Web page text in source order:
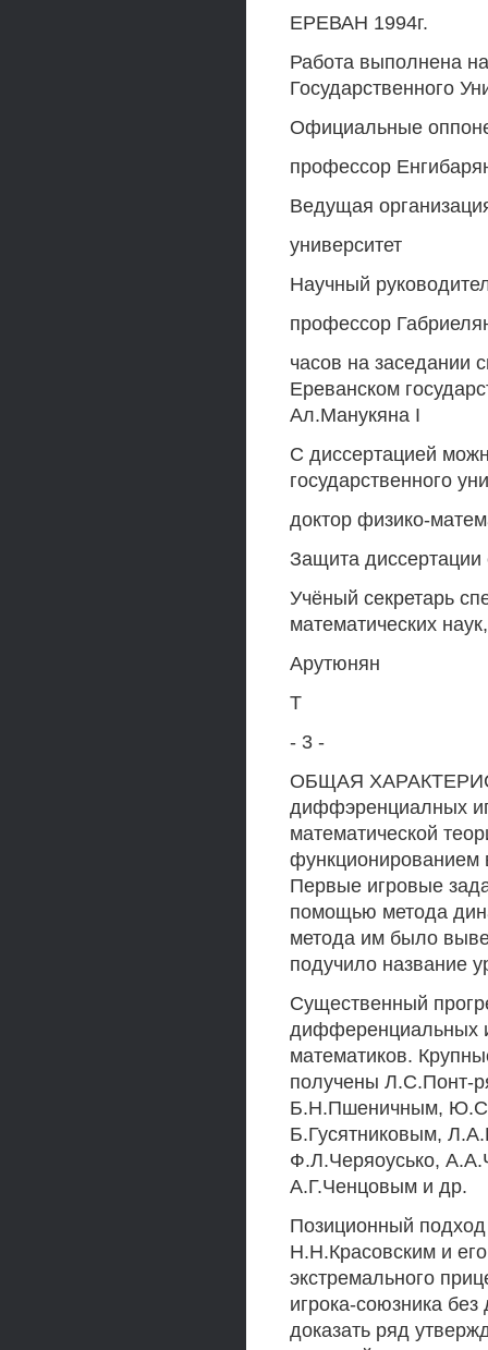
ЕРЕВАН 1994г.
Работа выполнена
Государственного
Официальные
профессор
Ведущая
университет
Научный
профессор
часов на заседании
Ереванском
Ал.Манукяна I
С диссертацией
государственного
доктор физико-
Защита диссертации
Учёный секретарь
математических
Арутюнян
Т
- 3 -
ОБЩАЯ
диффэренциалных
математической
функционированием
Первые игровые
помощью метода
метода им было
подучило название
Существенный
дифференциальных
математиков.
получены Л.С.Понт-
Б.Н.Пшеничным,
Б.Гусятниковым,
Ф.Л.Черяоусько,
А.Г.Ченцовым и др.
Позиционный
Н.Н.Красовским и
экстремального
игрока-союзника
доказать ряд